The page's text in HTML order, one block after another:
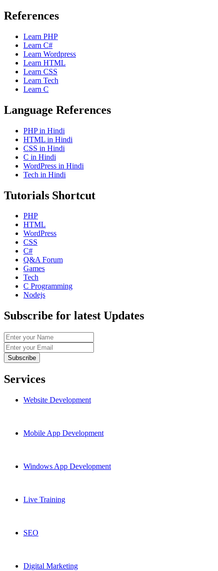
References
Learn PHP
Learn C#
Learn Wordpress
Learn HTML
Learn CSS
Learn Tech
Learn C
Language References
PHP in Hindi
HTML in Hindi
CSS in Hindi
C in Hindi
WordPress in Hindi
Tech in Hindi
Tutorials Shortcut
PHP
HTML
WordPress
CSS
C#
Q&A Forum
Games
Tech
C Programming
Nodejs
Subscribe for latest Updates
Services
Website Development
Mobile App Development
Windows App Development
Live Training
SEO
Digital Marketing